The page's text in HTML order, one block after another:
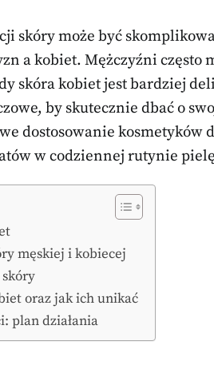
skóry może być
a kobiet. Mężczyźni często
skóra kobiet jest bardziej
by skutecznie dbać o
dostosowanie
w codziennej rutynie
męskiej i kobiecej
oraz jak ich unikać
plan działania